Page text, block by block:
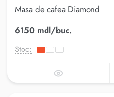
Masa de cafea Diamond
6150 mdl/buc.
Stoc: